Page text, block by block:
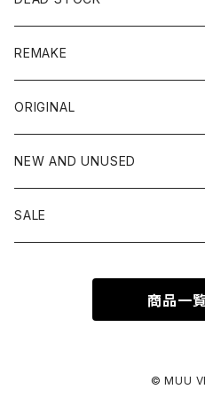
L.L.Bean
NIKE
Patagonia
PERRY ELLIS
FLEECE
scarf
blanket
Swedish army
German army
Hungarian army
Italy army
REMAKE
ORIGINAL
NEW AND UNUSED
SALE
商品一
© MUU